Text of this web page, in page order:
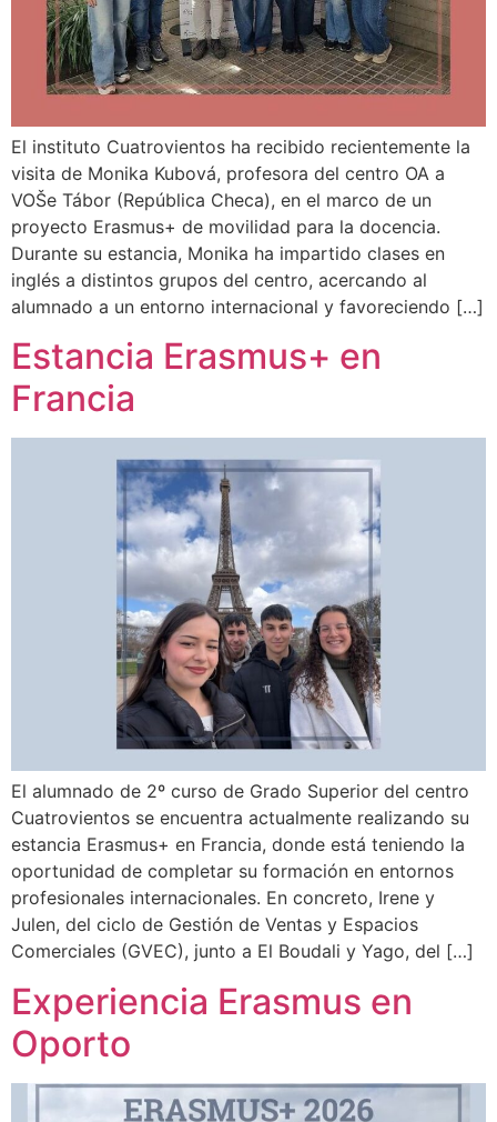
El instituto Cuatrovientos ha recibido recientemente la
visita de Monika Kubová, profesora del centro OA a
VOŠe Tábor (República Checa), en el marco de un
proyecto Erasmus+ de movilidad para la docencia.
Durante su estancia, Monika ha impartido clases en
inglés a distintos grupos del centro, acercando al
alumnado a un entorno internacional y favoreciendo […]
Estancia Erasmus+ en
Francia
El alumnado de 2º curso de Grado Superior del centro
Cuatrovientos se encuentra actualmente realizando su
estancia Erasmus+ en Francia, donde está teniendo la
oportunidad de completar su formación en entornos
profesionales internacionales. En concreto, Irene y
Julen, del ciclo de Gestión de Ventas y Espacios
Comerciales (GVEC), junto a El Boudali y Yago, del […]
Experiencia Erasmus en
Oporto